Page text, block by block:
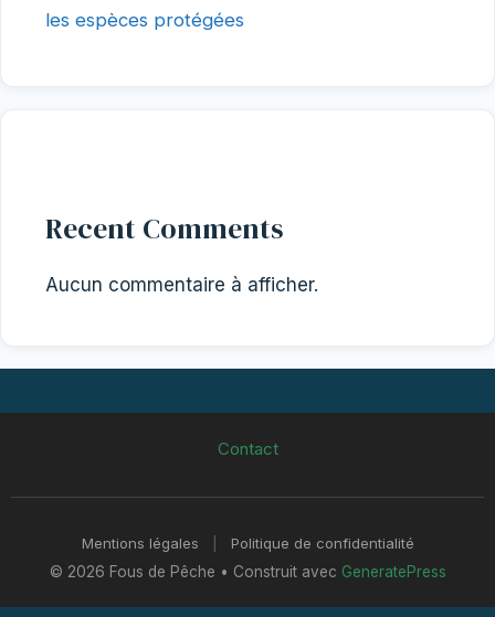
les espèces protégées
Recent Comments
Aucun commentaire à afficher.
Contact
Mentions légales
Politique de confidentialité
© 2026 Fous de Pêche • Construit avec GeneratePress